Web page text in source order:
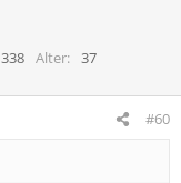
338 Alter
37
#60